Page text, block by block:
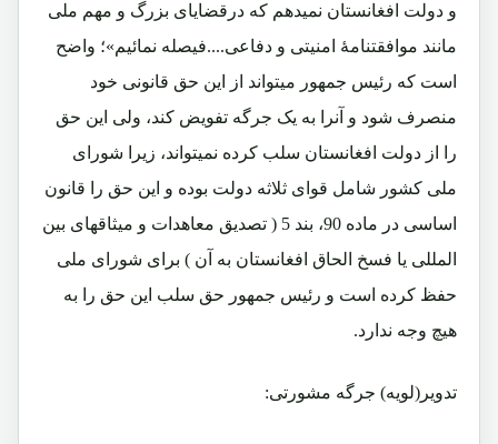
و دولت افغانستان نمیدهم که درقضایای بزرگ و مهم ملی
مانند موافقتنامۀ امنیتی و دفاعی....فیصله نمائیم»؛ واضح
است که رئیس جمهور میتواند از این حق قانونی خود
منصرف شود و آنرا به یک جرگه تفویض کند، ولی این حق
را از دولت افغانستان سلب کرده نمیتواند، زیرا شورای
ملی کشور شامل قوای ثلاثه دولت بوده و این حق را قانون
اساسی در ماده 90، بند 5 ( تصدیق معاهدات و میثاقهای بین
المللی یا فسخ الحاق افغانستان به آن ) برای شورای ملی
حفظ کرده است و رئیس جمهور حق سلب این حق را به
هیچ وجه ندارد.
تدویر(لویه) جرگه مشورتی: